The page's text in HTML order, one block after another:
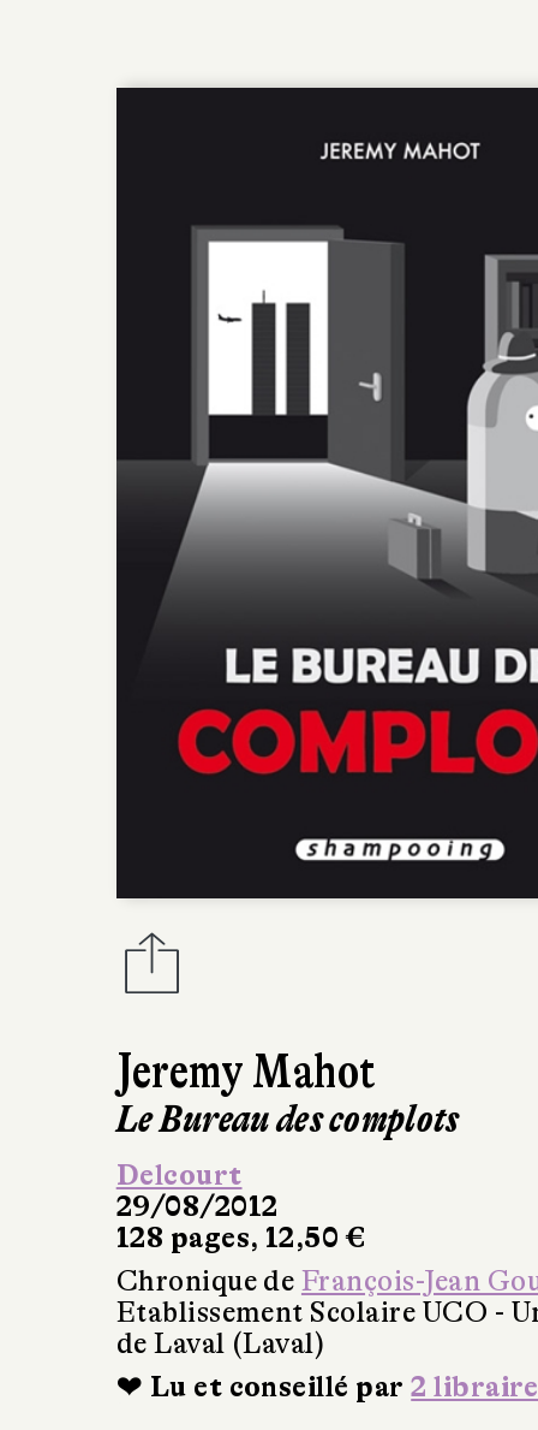
Jeremy Mahot
Le Bureau des complots
Delcourt
29/08/2012
128 pages, 12,50 €
Chronique de François-Jean
Etablissement Scolaire UCO -
de Laval (Laval)
❤ Lu et conseillé par2